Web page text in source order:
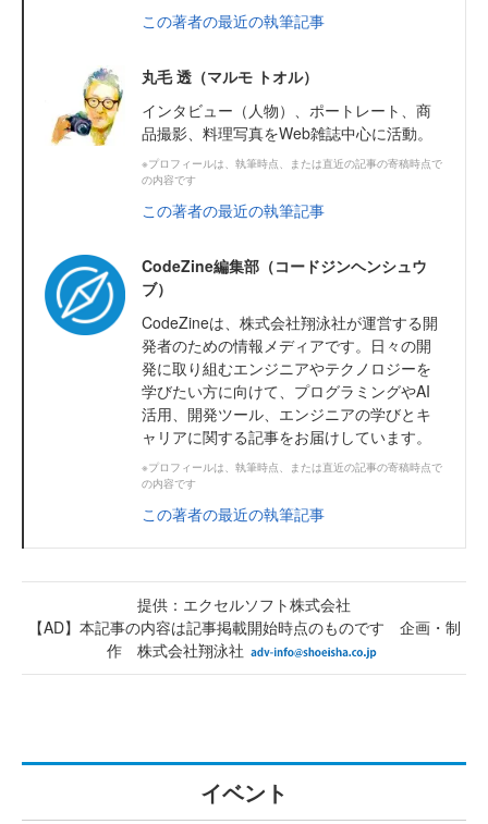
この著者の最近の執筆記事
丸毛 透（マルモ トオル）
インタビュー（人物）、ポートレート、商
品撮影、料理写真をWeb雑誌中心に活動。
※プロフィールは、執筆時点、または直近の記事の寄稿時点で
の内容です
この著者の最近の執筆記事
CodeZine編集部（コードジンヘンシュウ
ブ）
CodeZineは、株式会社翔泳社が運営する開
発者のための情報メディアです。日々の開
発に取り組むエンジニアやテクノロジーを
学びたい方に向けて、プログラミングやAI
活用、開発ツール、エンジニアの学びとキ
ャリアに関する記事をお届けしています。
※プロフィールは、執筆時点、または直近の記事の寄稿時点で
の内容です
この著者の最近の執筆記事
提供：エクセルソフト株式会社
【AD】本記事の内容は記事掲載開始時点のものです 企画・制
作 株式会社翔泳社
イベント